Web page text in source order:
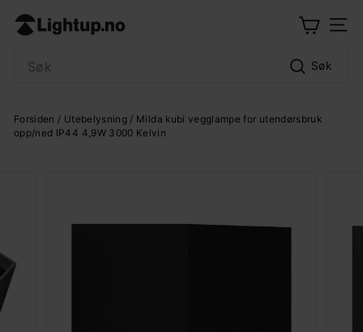
L
t
u
Søk
Forsiden / Utebelysning / Milda kubi vegglampe for utendørsbruk
opp/ned IP44 4,9W 3000 Kelvin